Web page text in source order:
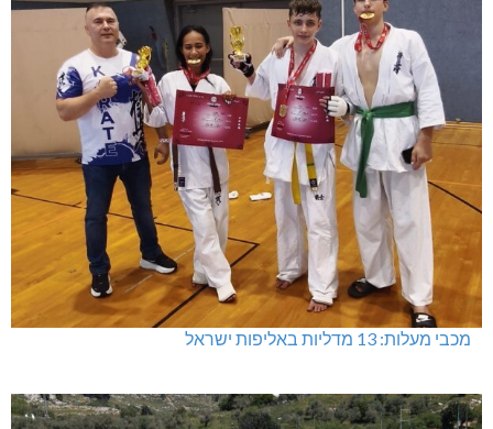
מכבי מעלות: 13 מדליות באליפות ישראל